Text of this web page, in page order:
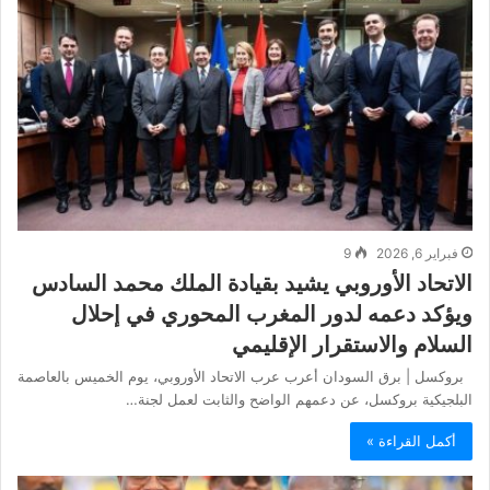
فبراير 6, 2026 9
الاتحاد الأوروبي يشيد بقيادة الملك محمد السادس
ويؤكد دعمه لدور المغرب المحوري في إحلال
السلام والاستقرار الإقليمي
بروكسل | برق السودان أعرب عرب الاتحاد الأوروبي، يوم الخميس بالعاصمة
البلجيكية بروكسل، عن دعمهم الواضح والثابت لعمل لجنة…
أكمل القراءة »